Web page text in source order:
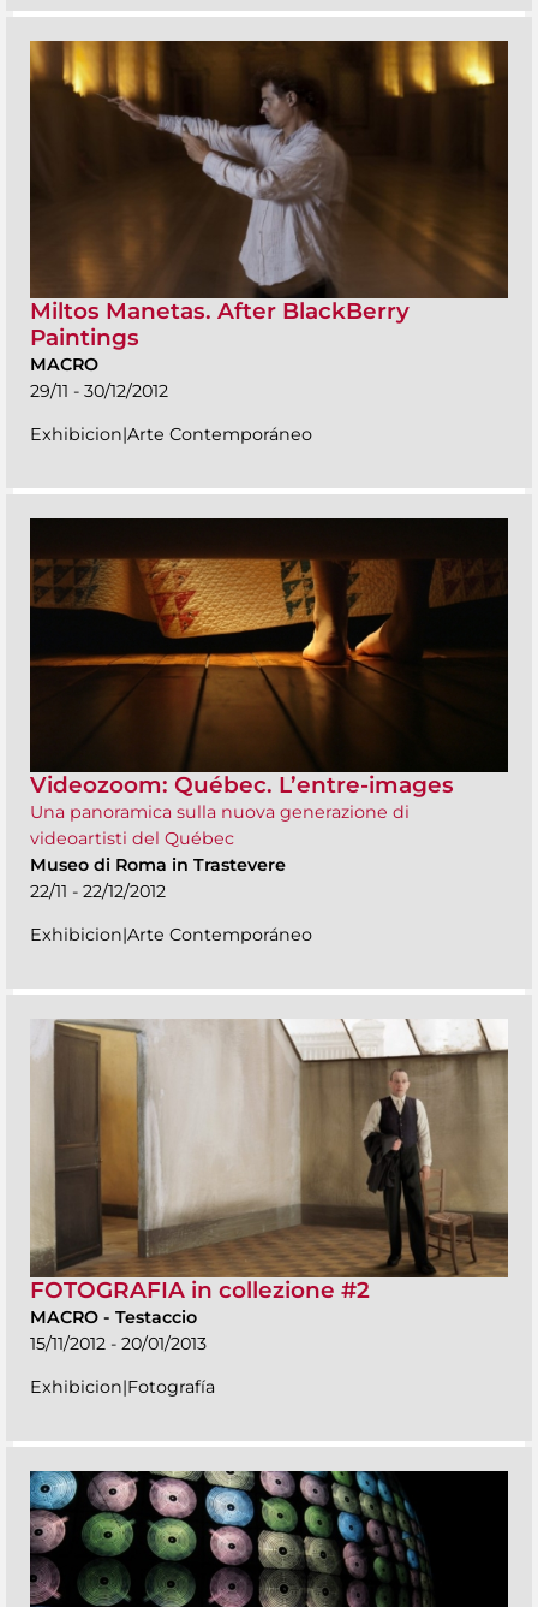
Miltos Manetas. After BlackBerry
Paintings
MACRO
29/11 - 30/12/2012
Exhibicion|Arte Contemporáneo
Videozoom: Québec. L’entre-images
Una panoramica sulla nuova generazione di
videoartisti del Québec
Museo di Roma in Trastevere
22/11 - 22/12/2012
Exhibicion|Arte Contemporáneo
FOTOGRAFIA in collezione #2
MACRO - Testaccio
15/11/2012 - 20/01/2013
Exhibicion|Fotografía